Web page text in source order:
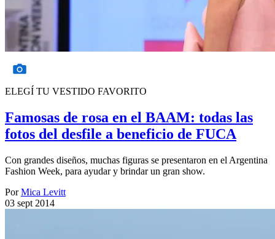
ELEGÍ TU VESTIDO FAVORITO
Famosas de rosa en el BAAM: todas las
fotos del desfile a beneficio de FUCA
Con grandes diseños, muchas figuras se presentaron en el Argentina
Fashion Week, para ayudar y brindar un gran show.
PorMica Levitt
03 sept 2014